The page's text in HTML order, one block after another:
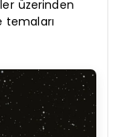
üzerinden